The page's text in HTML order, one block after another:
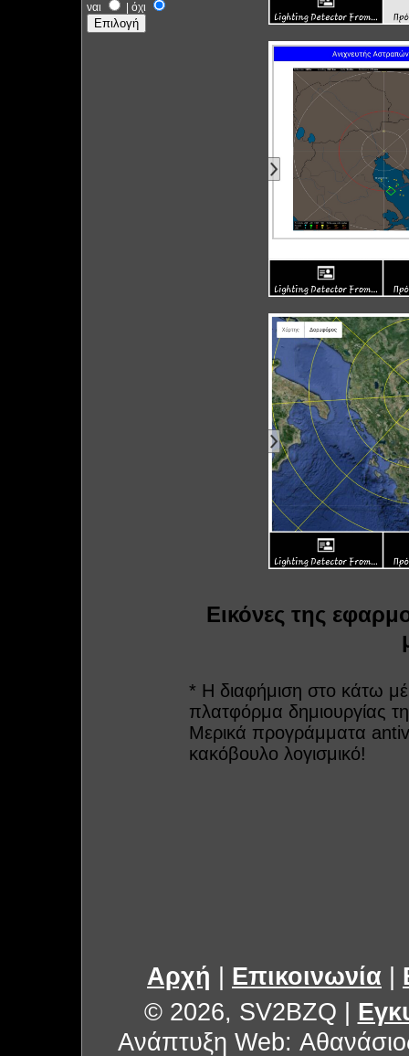
ναι
όχι
Εικόνες της
* Η διαφήμιση στο κάτω
πλατφόρμα δημιουργίας
Μερικά προγράμματα
κακόβουλο λογισμικό!
Αρχή Επικοινωνία
© 2026, SV2BZQ
Ανάπτυξη Web: